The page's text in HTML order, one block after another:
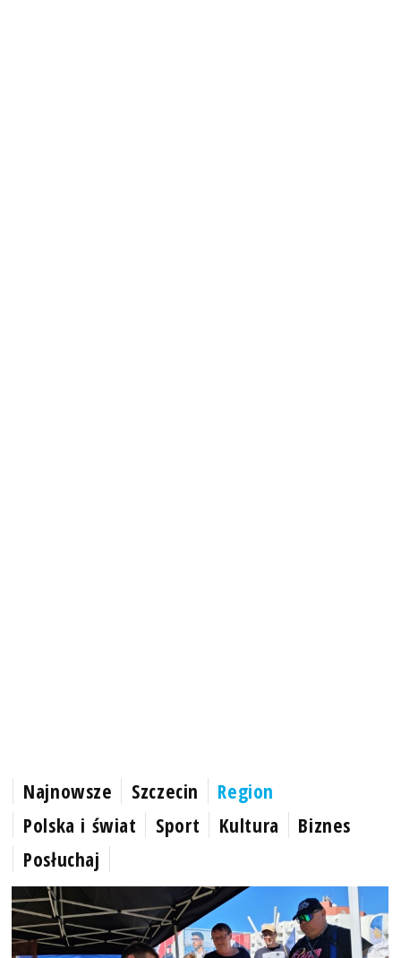
Najnowsze Szczecin
Region
Polska i świat
Sport Kultura
Biznes
Posłuchaj